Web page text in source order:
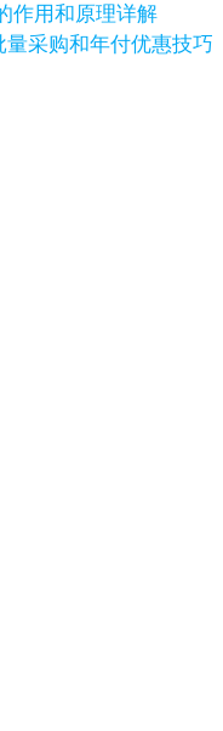
作用和原理详解
采购和年付优惠技巧